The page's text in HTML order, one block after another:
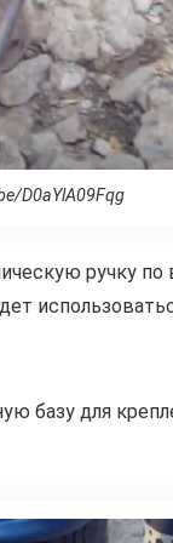
D0aYlA09Fqg
ручку по
базу для